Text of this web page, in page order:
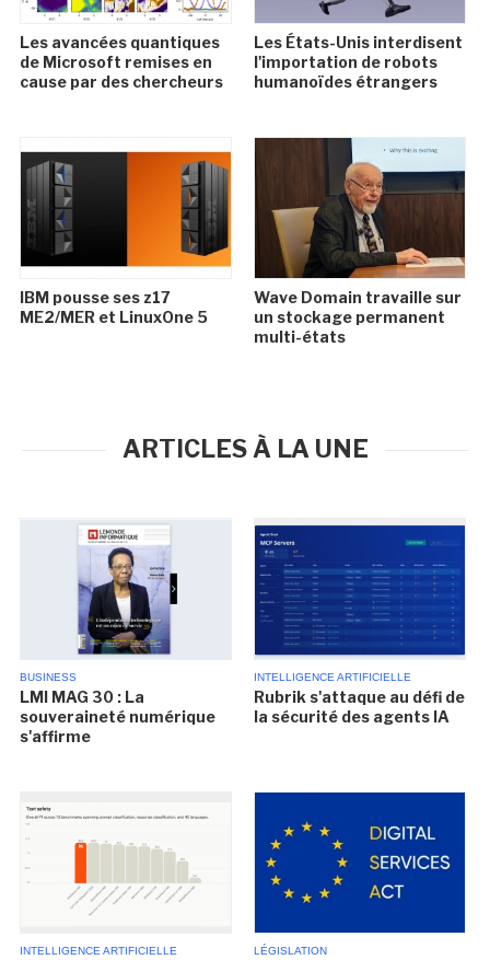
Les avancées quantiques
de Microsoft remises en
cause par des chercheurs
Les États-Unis interdisent
l'importation de robots
humanoïdes étrangers
IBM pousse ses z17
ME2/MER et LinuxOne 5
Wave Domain travaille sur
un stockage permanent
multi-états
ARTICLES À LA UNE
BUSINESS
LMI MAG 30 : La
souveraineté numérique
s'affirme
INTELLIGENCE ARTIFICIELLE
Rubrik s'attaque au défi de
la sécurité des agents IA
INTELLIGENCE ARTIFICIELLE LÉGISLATION